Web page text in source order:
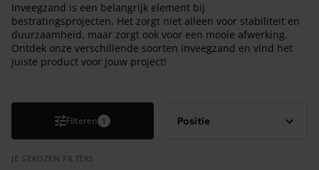
Inveegzand is een belangrijk element bij
bestratingsprojecten. Het zorgt niet alleen voor stabiliteit en
duurzaamheid, maar zorgt ook voor een mooie afwerking.
Ontdek onze verschillende soorten inveegzand en vind het
juiste product voor jouw project!
Filteren 1
JE GEKOZEN FILTERS